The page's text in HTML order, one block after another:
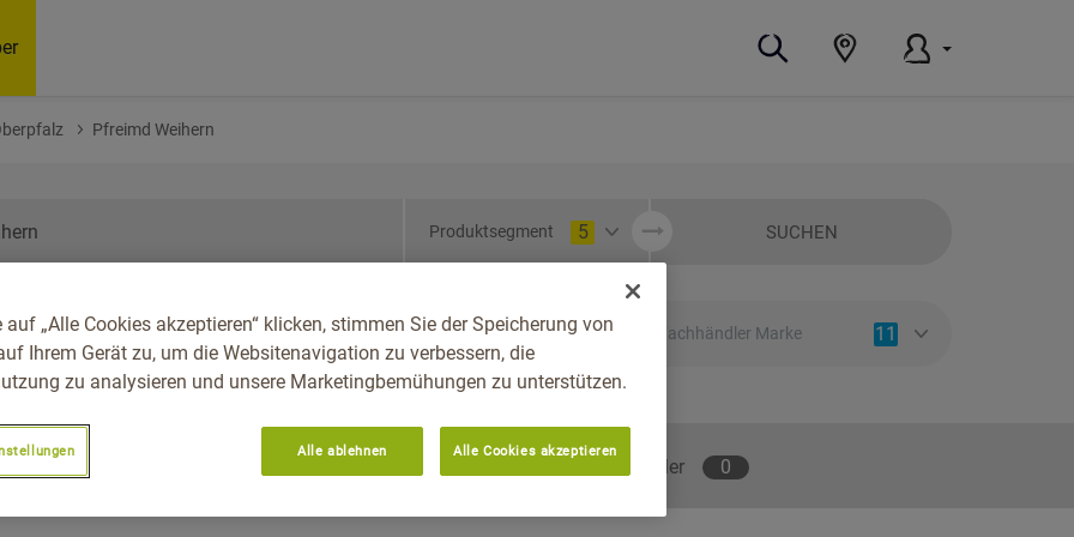
Pfreimd Weihern
Produktsegment 5 SUCHEN
Reg.-Bez. Oberpfalz,
Fachhändler Marke 11
Empfohlene Fachhändler 0
auf „Alle Cookies akzeptieren“ klicken, stimmen Sie der Speicherung von
Ihrem Gerät zu, um die Websitenavigation zu verbessern, die
zu analysieren und unsere Marketingbemühungen zu unterstützen.
Alle ablehnen Alle Cookies akzeptieren